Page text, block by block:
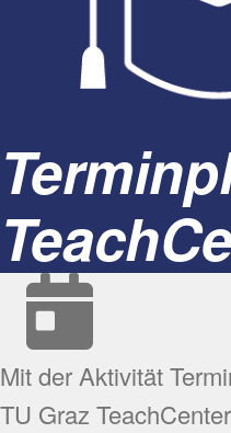
Mit der Aktivität
TU Graz